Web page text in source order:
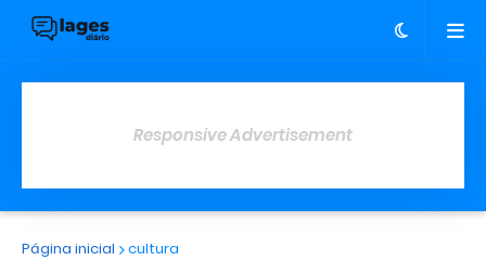
Responsive Advertisement
Página inicial cultura